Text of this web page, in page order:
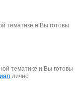
тематике и Вы готовы
тематике и Вы готовы
лично